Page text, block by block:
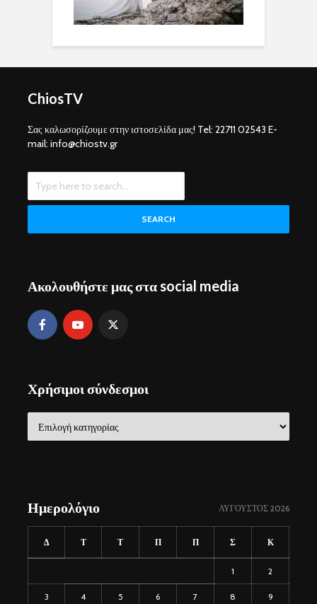
ChiosTV
Σας καλωσορίζουμε στην ιστοσελίδα μας! Tel: 22711 02543 E-
mail: info@chiostv.gr
SEARCH
Ακολουθήστε μας στα social media
Χρήσιμοι σύνδεσμοι
σύνδεσμοι
Ημερολόγιο ΑΎΓΟΥΣΤΟΣ 2026
Δ Τ Τ Π Π Σ Κ
1 2
3 4 5 6 7 8 9